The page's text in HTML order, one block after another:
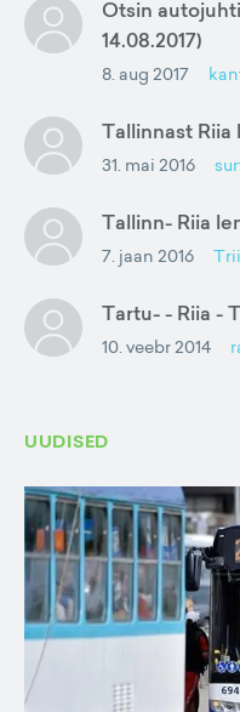
Otsin
14.08.2017)
8. aug 2017
Tallinnast
31. mai 2016
Tallinn- Riia
7. jaan 2016
Tartu- - Riia -
10. veebr 2014
UUDISED